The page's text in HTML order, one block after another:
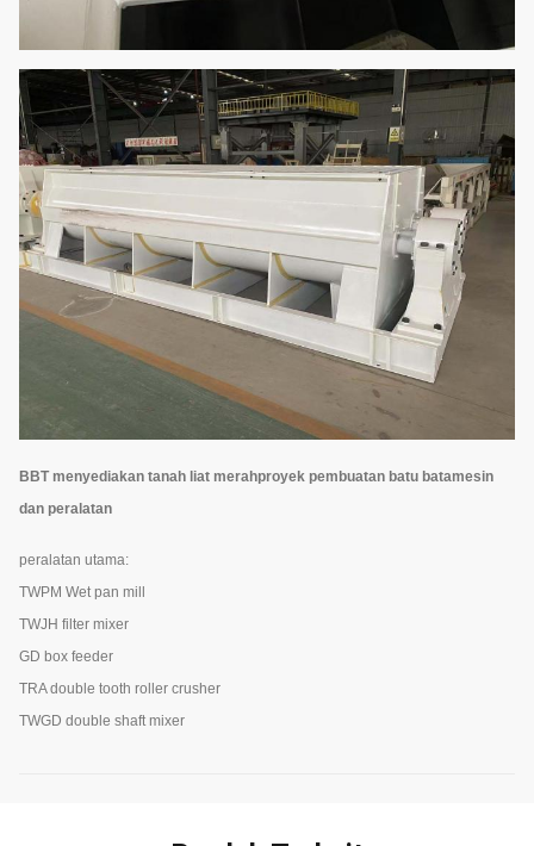
BBT menyediakan tanah liat merahproyek pembuatan batu batamesin
dan peralatan
peralatan utama:
TWPM Wet pan mill
TWJH filter mixer
GD box feeder
TRA double tooth roller crusher
TWGD double shaft mixer